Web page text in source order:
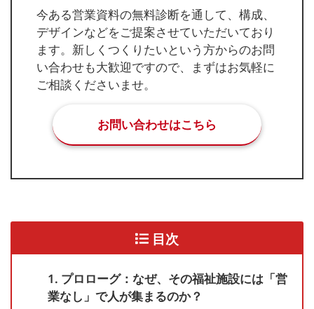
今ある営業資料の無料診断を通して、構成、
デザインなどをご提案させていただいており
ます。新しくつくりたいという方からのお問
い合わせも大歓迎ですので、まずはお気軽に
ご相談くださいませ。
お問い合わせはこちら
目次
1. プロローグ：なぜ、その福祉施設には「営
業なし」で人が集まるのか？